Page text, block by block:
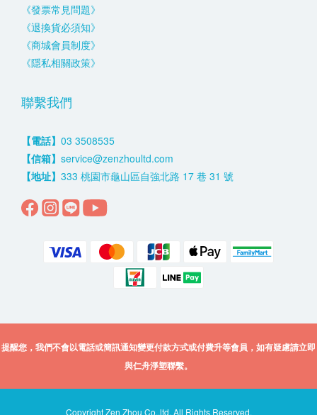
《發票常見問題》
《退換貨必須知》
《商城會員制度》
《隱私相關政策》
聯繫我們
【電話】 03 3508535
【信箱】 service@zenzhoultd.com
【地址】 333 桃園市龜山區自強北路 17 巷 31 號
提醒您，我們不會以電話或簡訊通知變更付款方式或付費升等會員，如有疑慮請立即
與仁舟淨塑聯繫。
Copyright Zen Zhou Co.,ltd. All Rights Reserved.